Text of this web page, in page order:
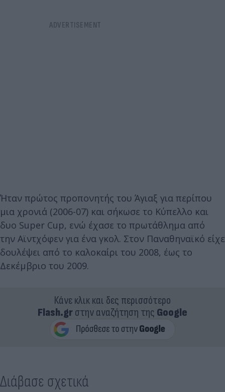
Ήταν πρώτος προπονητής του Άγιαξ για περίπου
μια χρονιά (2006-07) και σήκωσε το Κύπελλο και
δυο Super Cup, ενώ έχασε το πρωτάθλημα από
την Αϊντχόφεν για ένα γκολ. Στον Παναθηναϊκό είχε
δουλέψει από το καλοκαίρι του 2008, έως το
Δεκέμβριο του 2009.
Κάνε κλικ και δες περισσότερο
Flash.grστην αναζήτηση της Google
Διάβασε σχετικά